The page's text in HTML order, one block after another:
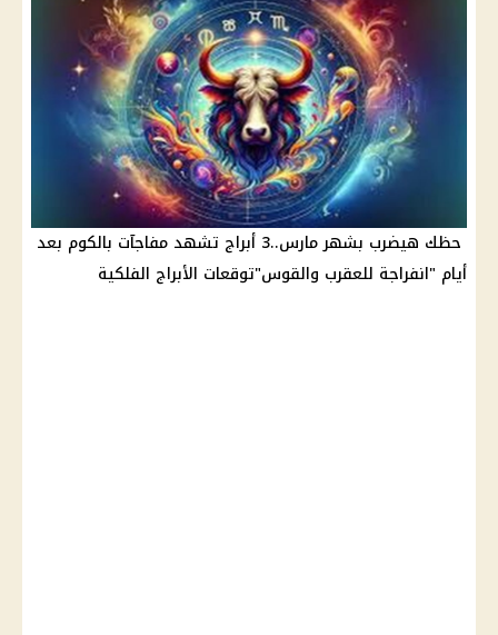
حظك هيضرب بشهر مارس..3 أبراج تشهد مفاجآت بالكوم بعد
أيام "انفراجة للعقرب والقوس"توقعات الأبراج الفلكية